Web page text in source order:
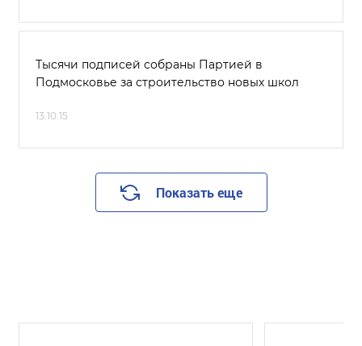
Тысячи подписей собраны Партией в
Подмосковье за строительство новых школ
13.10.15
Показать еще